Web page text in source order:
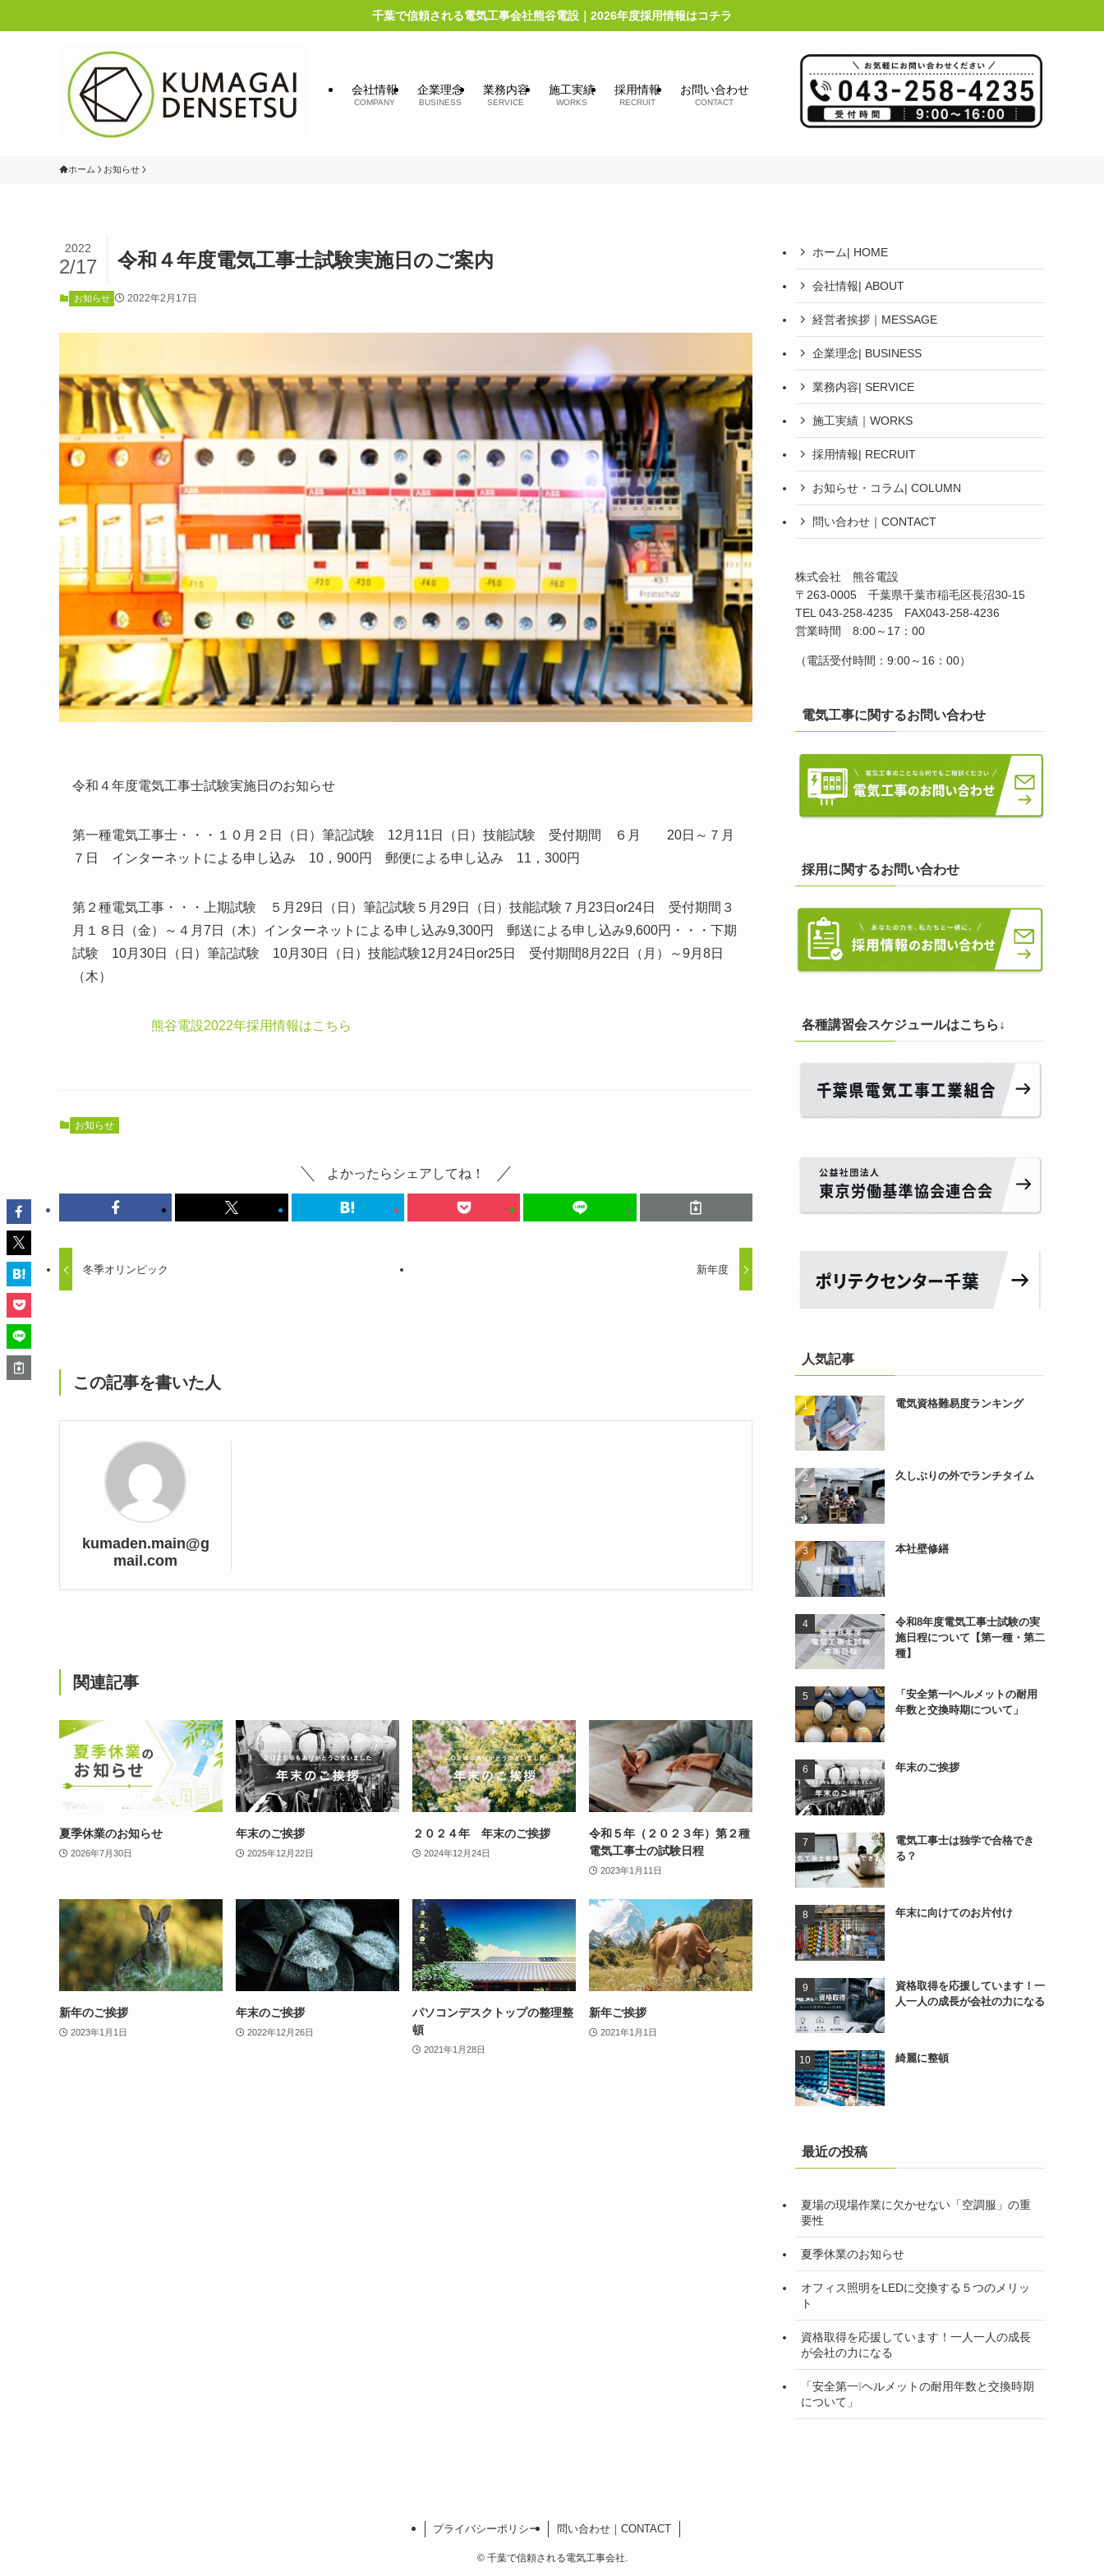
千葉で信頼される電気工事会社熊谷電設｜2026年度採用情報はコチラ
会社情報
COMPANY
企業理念
BUSINESS
業務内容
SERVICE
施工実績
WORKS
採用情報
RECRUIT
お問い合わせ
CONTACT
ホーム お知らせ
令和４年度電気工事士試験実施日のご案内
2022
2/17
お知らせ 2022年2月17日
令和４年度電気工事士試験実施日のお知らせ
第一種電気工事士・・・１０月２日（日）筆記試験 12月11日（日）技能試験 受付期間 ６月 20日～７月
７日 インターネットによる申し込み 10，900円 郵便による申し込み 11，300円
第２種電気工事・・・上期試験 ５月29日（日）筆記試験５月29日（日）技能試験７月23日or24日 受付期間３
月１８日（金）～４月7日（木）インターネットによる申し込み9,300円 郵送による申し込み9,600円・・・下期
試験 10月30日（日）筆記試験 10月30日（日）技能試験12月24日or25日 受付期間8月22日（月）～9月8日
（木）
熊谷電設2022年採用情報はこちら
お知らせ
よかったらシェアしてね！
冬季オリンピック 新年度
この記事を書いた人
kumaden.main@g
mail.com
関連記事
夏季休業のお知らせ
2026年7月30日
年末のご挨拶
2025年12月22日
２０２４年 年末のご挨拶
2024年12月24日
令和５年（２０２３年）第２種
電気工事士の試験日程
2023年1月11日
新年のご挨拶
2023年1月1日
年末のご挨拶
2022年12月26日
パソコンデスクトップの整理整
頓
2021年1月28日
新年ご挨拶
2021年1月1日
ホーム| HOME
会社情報| ABOUT
経営者挨拶｜MESSAGE
企業理念| BUSINESS
業務内容| SERVICE
施工実績｜WORKS
採用情報| RECRUIT
お知らせ・コラム| COLUMN
問い合わせ｜CONTACT
株式会社 熊谷電設
〒263-0005 千葉県千葉市稲毛区長沼30-15
TEL 043-258-4235 FAX043-258-4236
営業時間 8:00～17：00
（電話受付時間：9:00～16：00）
電気工事に関するお問い合わせ
採用に関するお問い合わせ
各種講習会スケジュールはこちら↓
人気記事
電気資格難易度ランキング
久しぶりの外でランチタイム
本社壁修繕
令和8年度電気工事士試験の実
施日程について【第一種・第二
種】
「安全第一❕ヘルメットの耐用
年数と交換時期について」
年末のご挨拶
電気工事士は独学で合格でき
る？
年末に向けてのお片付け
資格取得を応援しています！一
人一人の成長が会社の力になる
綺麗に整頓
最近の投稿
夏場の現場作業に欠かせない「空調服」の重
要性
夏季休業のお知らせ
オフィス照明をLEDに交換する５つのメリッ
ト
資格取得を応援しています！一人一人の成長
が会社の力になる
「安全第一❕ヘルメットの耐用年数と交換時期
について」
プライバシーポリシー 問い合わせ｜CONTACT
©千葉で信頼される電気工事会社.